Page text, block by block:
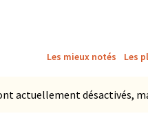
Les mieux notés Les
actuellement désactivés,